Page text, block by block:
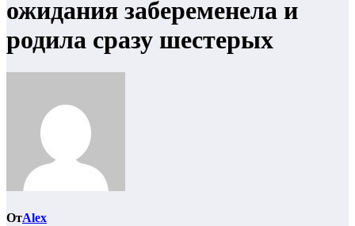
ожидания забеременела и
родила сразу шестерых
ОтAlex